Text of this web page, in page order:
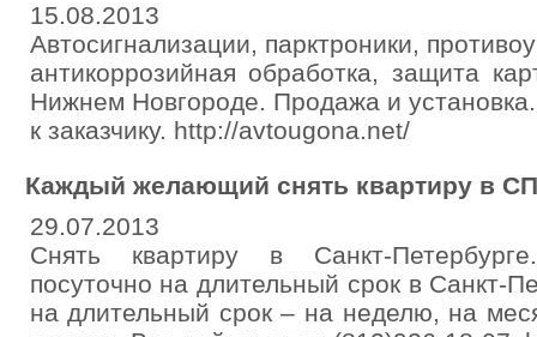
15.08.2013
Автосигнализации, парктроники,
антикоррозийная обработка, защита
Нижнем Новгороде. Продажа и
к заказчику. http://avtougona.net/
Каждый желающий снять квартиру в
29.07.2013
Снять квартиру в Санкт-
посуточно на длительный срок в Санкт-
на длительный срок – на неделю, на